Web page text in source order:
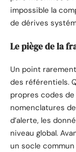
impossible la
de dérives
Le piège de la
Un point
des référentiels.
propres codes
nomenclatures
d’alerte, les
niveau global.
un socle